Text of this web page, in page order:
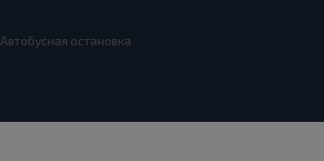
Автобусная остановка